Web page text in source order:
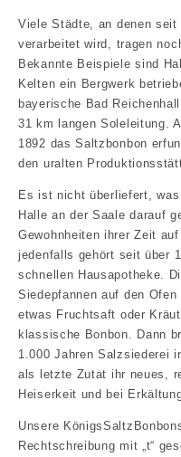
Viele Städte, an denen
verarbeitet wird, tragen
Bekannte Beispiele sind
Kelten ein Bergwerk
bayerische Bad
31 km langen Soleleitung.
1892 das Saltzbonbon
den uralten
Es ist nicht überliefert,
Halle an der Saale darauf
Gewohnheiten ihrer Zeit
jedenfalls gehört seit über
schnellen Hausapotheke.
Siedepfannen auf den
etwas Fruchtsaft oder
klassische Bonbon. Dann
1.000 Jahren Salzsiederei
als letzte Zutat ihr neues,
Heiserkeit und bei
Unsere
Rechtschreibung mit „t“